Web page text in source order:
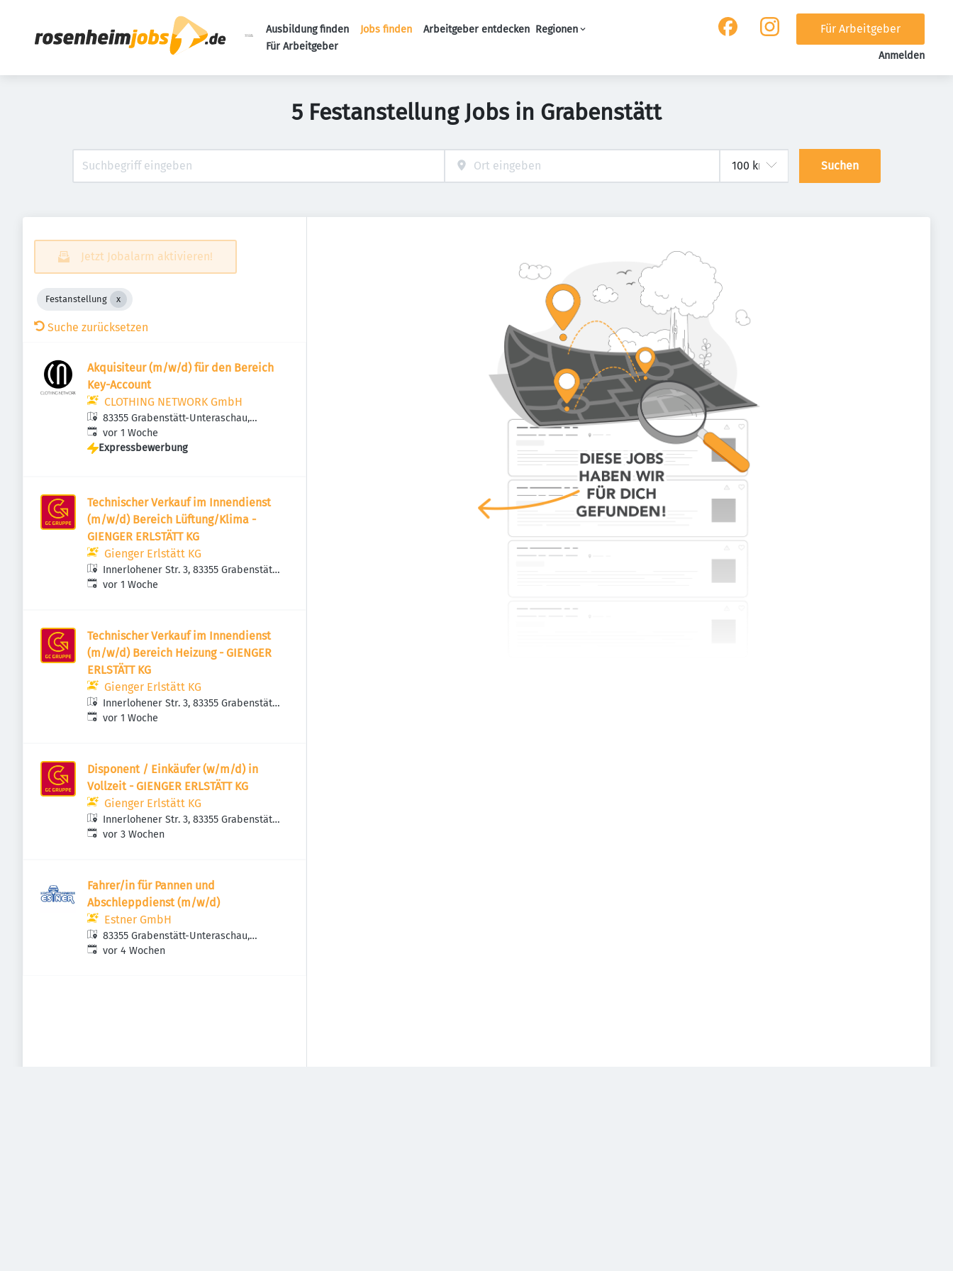
Ausbildung finden Jobs finden Arbeitgeber entdecken Regionen
Für Arbeitgeber
Für Arbeitgeber
Anmelden
5 Festanstellung Jobs in Grabenstätt
Suchen
Jetzt Jobalarm aktivieren!
Festanstellung
Suche zurücksetzen
Akquisiteur (m/w/d) für den Bereich
Key-Account
CLOTHING NETWORK GmbH
83355 Grabenstätt-Unteraschau,
Deutschland
Veröffentlicht:
vor 1 Woche
Expressbewerbung
Technischer Verkauf im Innendienst
(m/w/d) Bereich Lüftung/Klima -
GIENGER ERLSTÄTT KG
Gienger Erlstätt KG
Innerlohener Str. 3, 83355 Grabenstätt,
Deutschland
Veröffentlicht:
vor 1 Woche
Technischer Verkauf im Innendienst
(m/w/d) Bereich Heizung - GIENGER
ERLSTÄTT KG
Gienger Erlstätt KG
Innerlohener Str. 3, 83355 Grabenstätt,
Deutschland
Veröffentlicht:
vor 1 Woche
Disponent / Einkäufer (w/m/d) in
Vollzeit - GIENGER ERLSTÄTT KG
Gienger Erlstätt KG
Innerlohener Str. 3, 83355 Grabenstätt,
Deutschland
Veröffentlicht:
vor 3 Wochen
Fahrer/in für Pannen und
Abschleppdienst (m/w/d)
Estner GmbH
83355 Grabenstätt-Unteraschau,
Deutschland
Veröffentlicht:
vor 4 Wochen